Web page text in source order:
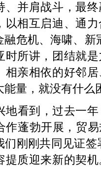
、并肩战斗，最
以相互启迪、通
融危机、海啸、
时所讲，团结就
相亲相依的好邻
能量，就没有什么
地看到，过去一
作蓬勃开展，贸
们刚刚共同见证
提质迎来新的契